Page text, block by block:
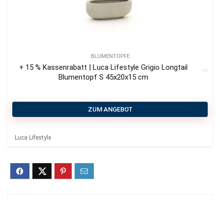
BLUMENTÖPFE
+ 15 % Kassenrabatt | Luca Lifestyle Grigio Longtail
Blumentopf S 45x20x15 cm
ZUM ANGEBOT
Luca Lifestyle